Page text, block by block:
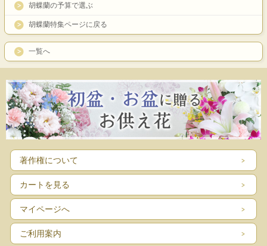
胡蝶蘭の予算で選ぶ
胡蝶蘭特集ページに戻る
一覧へ
著作権について
カートを見る
マイページへ
ご利用案内